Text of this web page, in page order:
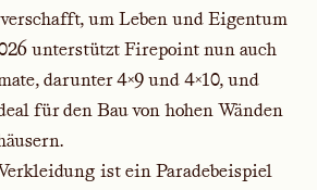
um Leben und Eigentum
unterstützt Firepoint nun auch
darunter 4×9 und 4×10, und
für den Bau von hohen Wänden
ist ein Paradebeispiel